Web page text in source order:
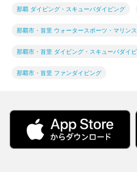
那覇 ダイビング・スキューバダイビング
那覇市・首里 ウォータースポーツ・マリン
那覇市・首里 ダイビング・スキューバダイ
那覇市・首里 ファンダイビング